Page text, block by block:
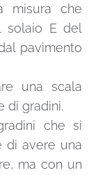
misura che
solaio E del
pavimento
una scala
di gradini.
che si
di avere una
ma con un